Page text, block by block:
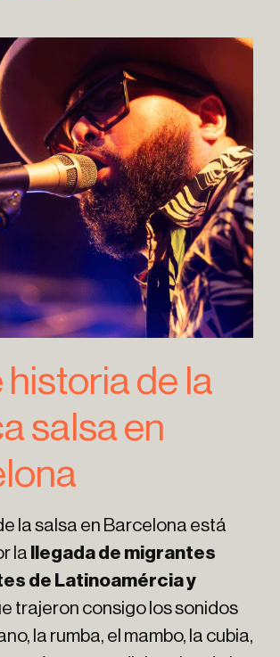
historia de la
salsa en
la salsa en Barcelona está
la
llegada de migrantes
de Latinoamércia y
trajeron consigo los sonidos
la rumba, el mambo, la cubia,